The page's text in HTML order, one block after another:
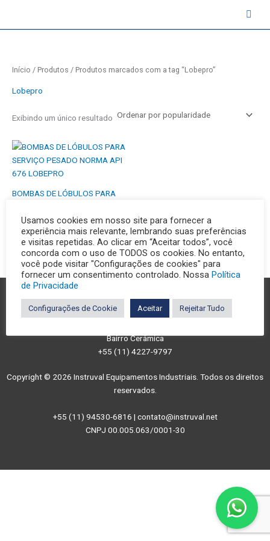
o
Início / Produtos / Produtos marcados com a tag “Lobepro”
Lobepro
Exibindo um único resultado
BOMBAS DE LÓBULOS PARA
676 LOBEPRO
São Caetano do Sul/SP
Bairro Cerâmica
+55 (11) 4227-9797
Copyright © 2026 Instruval Equipamentos Industriais. Todos os direitos
reservados.
+55 (11) 94530-6816 | contato@instruval.net
CNPJ 00.005.063/0001-30
Usamos cookies em nosso site para fornecer a
experiência mais relevante, lembrando suas preferências
e visitas repetidas. Ao clicar em “Aceitar todos”, você
concorda com o uso de TODOS os cookies. No entanto,
você pode visitar "Configurações de cookies" para
fornecer um consentimento controlado. Nossa Política
de Privacidade
Configurações de Cookie Aceitar Rejeitar Tudo